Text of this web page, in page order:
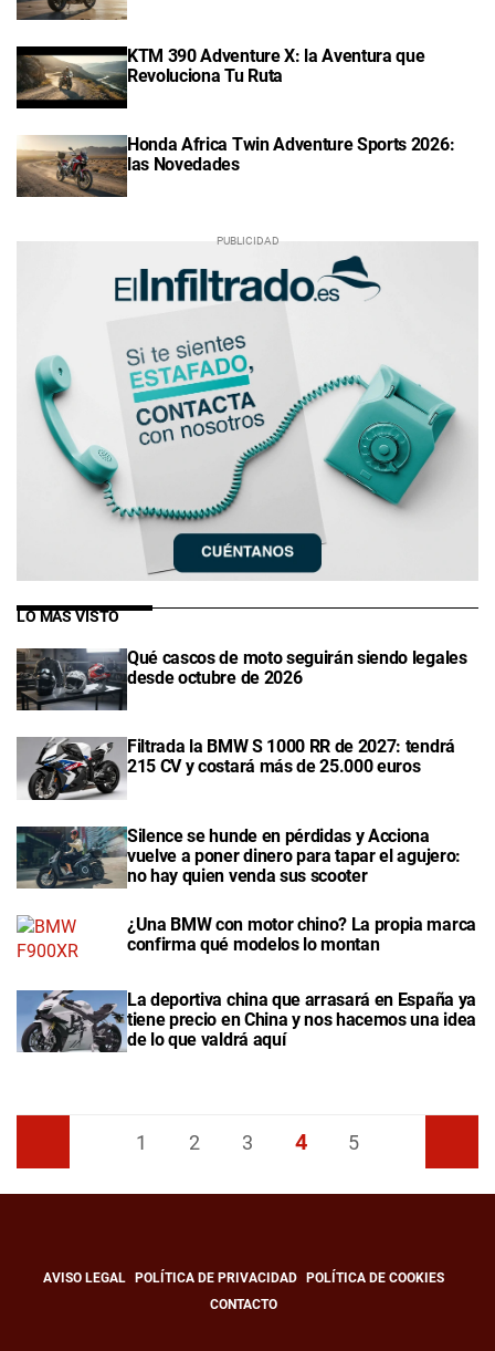
KTM 390 Adventure X: la Aventura que
Revoluciona Tu Ruta
Honda Africa Twin Adventure Sports 2026:
las Novedades
LO MÁS VISTO
Qué cascos de moto seguirán siendo legales
desde octubre de 2026
Filtrada la BMW S 1000 RR de 2027: tendrá
215 CV y costará más de 25.000 euros
Silence se hunde en pérdidas y Acciona
vuelve a poner dinero para tapar el agujero:
no hay quien venda sus scooter
¿Una BMW con motor chino? La propia marca
confirma qué modelos lo montan
La deportiva china que arrasará en España ya
tiene precio en China y nos hacemos una idea
de lo que valdrá aquí
1 2 3 4 5
AVISO LEGAL POLÍTICA DE PRIVACIDAD
POLÍTICA DE COOKIES
CONTACTO